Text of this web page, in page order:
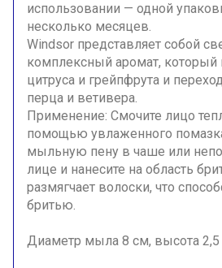
использовании — одной
несколько месяцев.
Windsor представляет собой
комплексный аромат, который
цитруса и грейпфрута и
перца и ветивера.
Применение: Смочите лицо
помощью увлаженного
мыльную пену в чаше или
лице и нанесите на область
размягчает волоски, что
бритью.
Диаметр мыла 8 см, высота 2,5